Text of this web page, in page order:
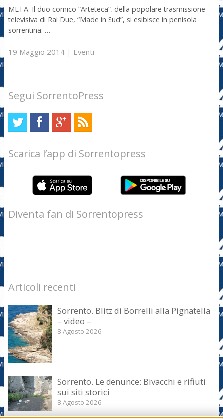
META. Il duo comico “Arteteca”, della popolare trasmissione
televisiva di Rai Due, “Made in Sud”, si esibisce in penisola
sorrentina. …
19 Maggio 2014| Eventi
Segui SorrentoPress
Scarica l’app di Sorrentopress
Diventa fan di Sorrentopress
Articoli recenti
Sorrento. Blitz di Borrelli alla Pignatella
– video –
8 Agosto 2026
Sorrento. Le denunce: Bivacchi e rifiuti
sui siti storici
8 Agosto 2026